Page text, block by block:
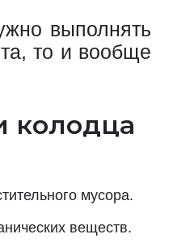
выполнять
то и вообще
колодца
мусора.
веществ.